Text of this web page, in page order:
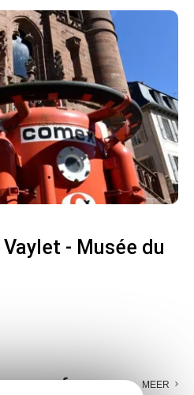
- Musée du
MEER